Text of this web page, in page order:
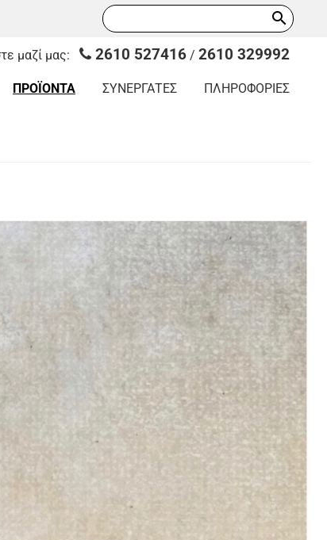
search
μαζί μας: 2610 527416 / 2610 329992
ΠΡΟΪΟΝΤΑ ΣΥΝΕΡΓΑΤΕΣ ΠΛΗΡΟΦΟΡΙΕΣ